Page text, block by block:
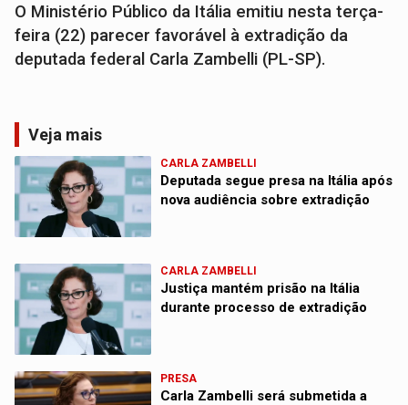
O Ministério Público da Itália emitiu nesta terça-
feira (22) parecer favorável à extradição da
deputada federal Carla Zambelli (PL-SP).
Veja mais
CARLA ZAMBELLI
Deputada segue presa na Itália após
nova audiência sobre extradição
CARLA ZAMBELLI
Justiça mantém prisão na Itália
durante processo de extradição
PRESA
Carla Zambelli será submetida a